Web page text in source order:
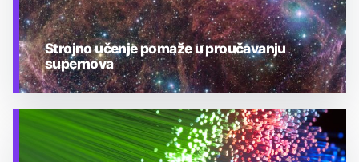
TEHNOLOGIJA
Strojno učenje pomaže u proučavanju
supernova